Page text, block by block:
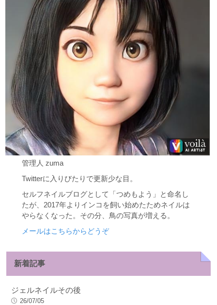
管理人 zuma
Twitterに入りびたりで更新少な目。
セルフネイルブログとして「つめもよう」と命名し
たが、2017年よりインコを飼い始めたためネイルは
やらなくなった。その分、鳥の写真が増える。
メールはこちらからどうぞ
新着記事
ジェルネイルその後
26/07/05